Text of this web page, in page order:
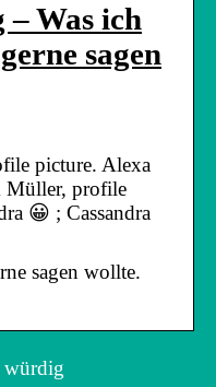
Was ich
sagen
picture. Alexa
Müller, profile
😀 ; Cassandra
sagen wollte.
würdig